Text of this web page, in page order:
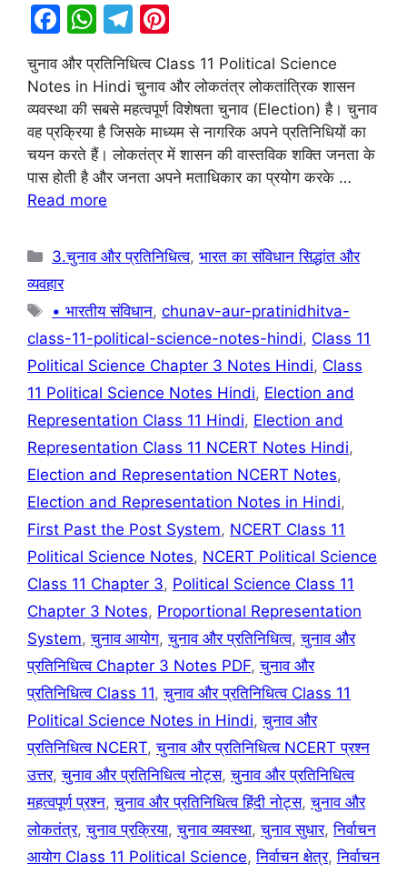
F
a
c
e
b
o
o
W
h
at
s
A
p
p
T
el
e
gr
a
m
er
e
st
चुनाव और प्रतिनिधित्व Class 11 Political Science
Notes in Hindi चुनाव और लोकतंत्र लोकतांत्रिक शासन
व्यवस्था की सबसे महत्वपूर्ण विशेषता चुनाव (Election) है। चुनाव
वह प्रक्रिया है जिसके माध्यम से नागरिक अपने प्रतिनिधियों का
चयन करते हैं। लोकतंत्र में शासन की वास्तविक शक्ति जनता के
पास होती है और जनता अपने मताधिकार का प्रयोग करके …
Read more
Categories
3.चुनाव और प्रतिनिधित्व,भारत का संविधान सिद्धांत और
व्यवहार
Tags
• भारतीय संविधान,chunav-aur-pratinidhitva-
class-11-political-science-notes-hindi, Class 11
Political Science Chapter 3 Notes Hindi, Class
11 Political Science Notes Hindi, Election and
Representation Class 11 Hindi, Election and
Representation Class 11 NCERT Notes Hindi,
Election and Representation NCERT Notes,
Election and Representation Notes in Hindi,
First Past the Post System, NCERT Class 11
Political Science Notes, NCERT Political Science
Class 11 Chapter 3, Political Science Class 11
Chapter 3 Notes, Proportional Representation
System,चुनाव आयोग,चुनाव और प्रतिनिधित्व,चुनाव और
प्रतिनिधित्व Chapter 3 Notes PDF,चुनाव और
प्रतिनिधित्व Class 11,चुनाव और प्रतिनिधित्व Class 11
Political Science Notes in Hindi,चुनाव और
प्रतिनिधित्व NCERT,चुनाव और प्रतिनिधित्व NCERT प्रश्न
उत्तर,चुनाव और प्रतिनिधित्व नोट्स,चुनाव और प्रतिनिधित्व
महत्वपूर्ण प्रश्न,चुनाव और प्रतिनिधित्व हिंदी नोट्स,चुनाव और
लोकतंत्र,चुनाव प्रक्रिया,चुनाव व्यवस्था,चुनाव सुधार,निर्वाचन
आयोग Class 11 Political Science,निर्वाचन क्षेत्र,निर्वाचन